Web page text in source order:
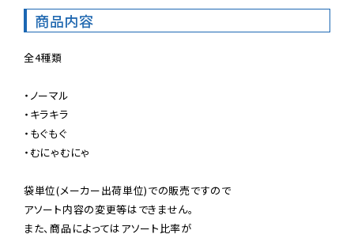
商品内容
全4種類
・ノーマル
・キラキラ
・もぐもぐ
・むにゃむにゃ
袋単位(メーカー出荷単位)での販売ですので
アソート内容の変更等はできません。
また、商品によってはアソート比率が